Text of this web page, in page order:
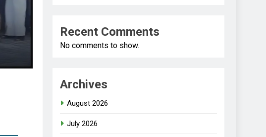
Recent Comments
No comments to show.
Archives
August 2026
July 2026